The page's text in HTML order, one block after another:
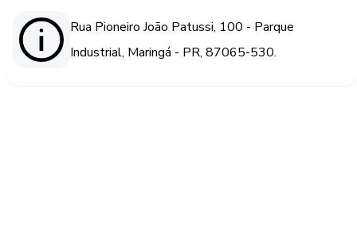
Rua Pioneiro João Patussi, 100 - Parque
Industrial, Maringá - PR, 87065-530.